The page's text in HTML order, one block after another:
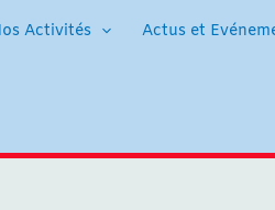
Activités Actus et